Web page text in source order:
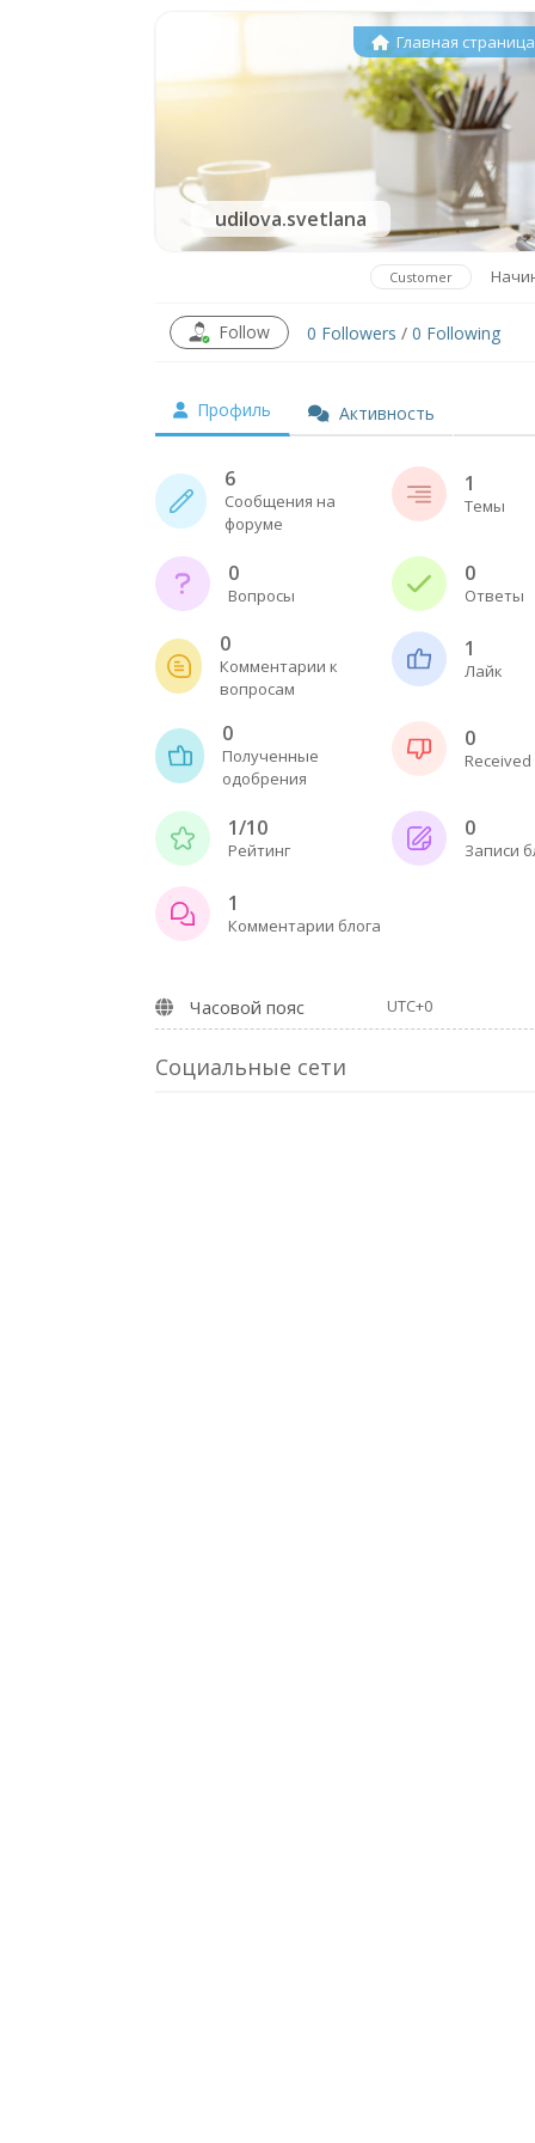
udilova.svetlana
Главная
Customer
Follow 0 Followers / 0 Following
Профиль Активность
6
Сообщения на
форуме
1
Темы
0
Вопросы
0
Ответы
0
Комментарии к
вопросам
1
Лайк
0
Полученные
одобрения
0
1/10
Рейтинг
0
Записи
1
Комментарии блога
Часовой пояс UTC+0
Социальные сети